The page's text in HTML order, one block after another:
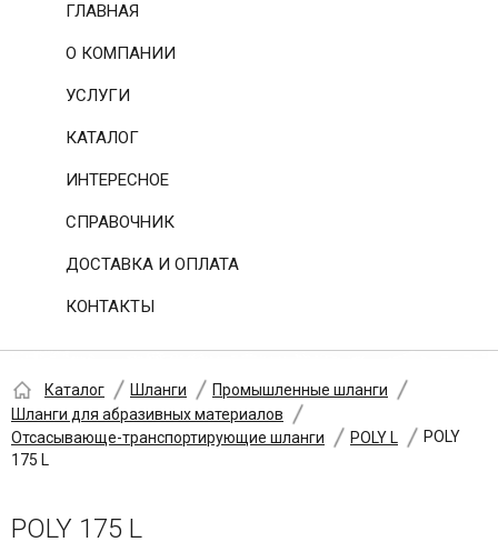
ГЛАВНАЯ
О КОМПАНИИ
УСЛУГИ
КАТАЛОГ
ИНТЕРЕСНОЕ
СПРАВОЧНИК
ДОСТАВКА И ОПЛАТА
КОНТАКТЫ
Каталог Шланги
Промышленные шланги
Шланги для абразивных материалов
Отсасывающе-транспортирующие шланги
POLY L
POLY
175 L
POLY 175 L